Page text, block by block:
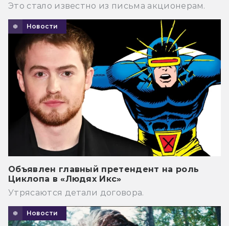
Это стало известно из письма акционерам.
Новости
Объявлен главный претендент на роль
Циклопа в «Людях Икс»
Утрясаются детали договора.
Новости